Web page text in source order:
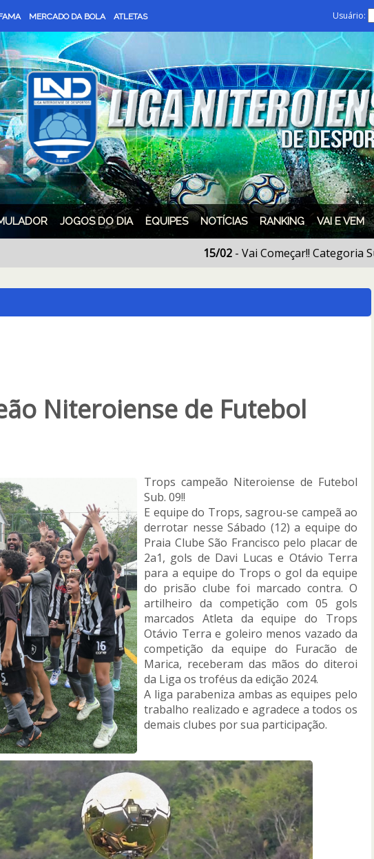
MERCADO DA BOLA ATLETAS Usuário:
JOGOS DO DIA EQUIPES NOTÍCIAS RANKING VAI E VEM
- Vai Começar!! Categoria Sub. 17!
Niteroiense de Futebol
Trops campeão Niteroiense de Futebol
Sub. 09!!
E equipe do Trops, sagrou-se campeã ao
derrotar nesse Sábado (12) a equipe do
Praia Clube São Francisco pelo placar de
2a1, gols de Davi Lucas e Otávio Terra
para a equipe do Trops o gol da equipe
do prisão clube foi marcado contra. O
artilheiro da competição com 05 gols
marcados Atleta da equipe do Trops
Otávio Terra e goleiro menos vazado da
competição da equipe do Furacão de
Marica, receberam das mãos do diteroi
da Liga os troféus da edição 2024.
A liga parabeniza ambas as equipes pelo
trabalho realizado e agradece a todos os
demais clubes por sua participação.